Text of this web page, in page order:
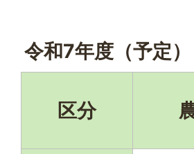
令和7年度（予定）
区分